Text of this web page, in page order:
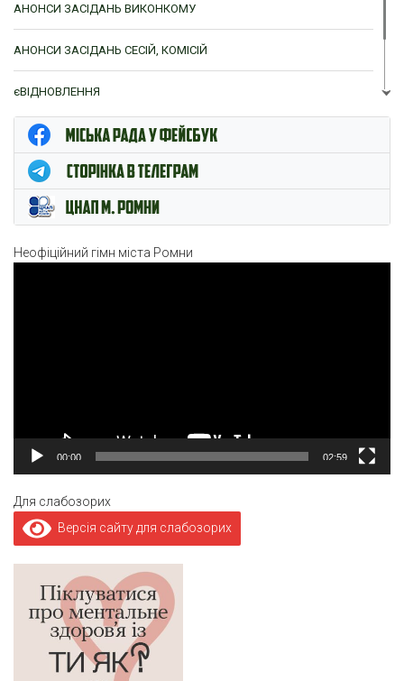
АНОНСИ ЗАСІДАНЬ ВИКОНКОМУ
АНОНСИ ЗАСІДАНЬ СЕСІЙ, КОМІСІЙ
єВІДНОВЛЕННЯ
ЦНАП м. Ромни
Неофіційний гімн міста Ромни
00:00 02:59
Для слабозорих
Версія сайту для слабозорих